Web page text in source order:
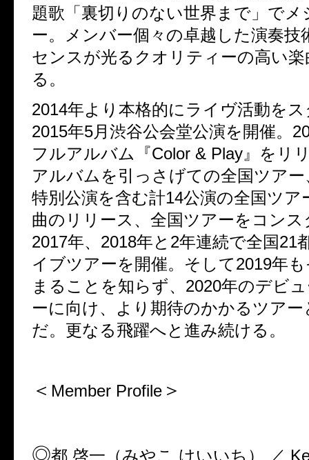
題歌「裏切りのない世界まで」で
ー。メンバー個々の卓越した演奏技
センスが光るクオリティーの高い
る。
2014年より本格的にライヴ活動を
2015年5月渋谷公会堂公演を開催。
フルアルバム『Color & Play 』をリ
アルバムを引っさげての全国ツアー
特別公演を含む計14公演の全国ツア
曲のリリース、全国ツアーをコン
2017年、 2018年と 2年連続で全国21
イブツアーを開催。そして2019年も
まることを知らず、 2020年のデビ
ーに向け、より期待のかかるツア
だ。 更なる飛躍へと進み続ける。
＜ Member Profile ＞
◎都 啓一（みやこ けいいち） ／